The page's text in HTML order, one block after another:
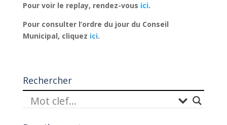
Pour voir le replay, rendez-vous ici.
Pour consulter l’ordre du jour du Conseil
Municipal, cliquez ici.
Rechercher